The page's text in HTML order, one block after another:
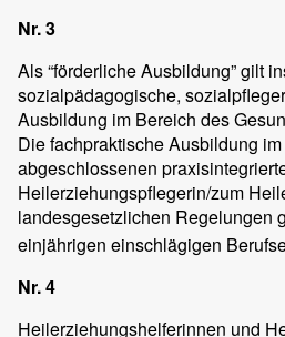
Nr. 3
Als “förderliche Ausbildung” gilt
sozialpädagogische,
Ausbildung im Bereich des
Die fachpraktische Ausbildung
abgeschlossenen
Heilerziehungspflegerin/zum
landesgesetzlichen Regelungen
einjährigen einschlägigen
Nr. 4
Heilerziehungshelferinnen und